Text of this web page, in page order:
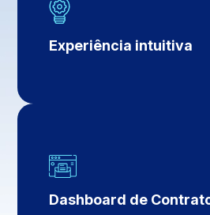
Experiência intuitiva
Dashboard de